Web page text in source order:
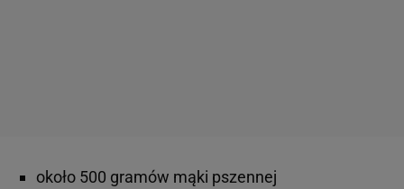
około 500 gramów mąki pszennej